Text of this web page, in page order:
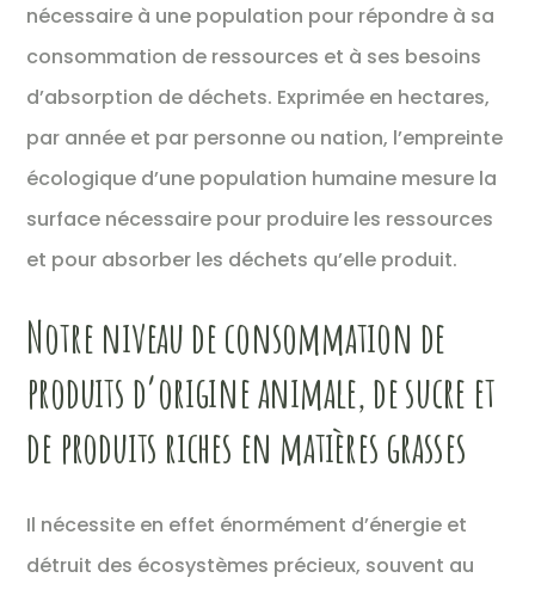
nécessaire à une population pour répondre à sa
consommation de ressources et à ses besoins
d’absorption de déchets. Exprimée en hectares,
par année et par personne ou nation, l’empreinte
écologique d’une population humaine mesure la
surface nécessaire pour produire les ressources
et pour absorber les déchets qu’elle produit.
Notre niveau de consommation de
produits d’origine animale, de sucre et
de produits riches en matières grasses
Il nécessite en effet énormément d’énergie et
détruit des écosystèmes précieux, souvent au